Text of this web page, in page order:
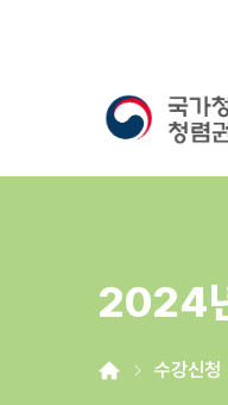
2024
수강신청